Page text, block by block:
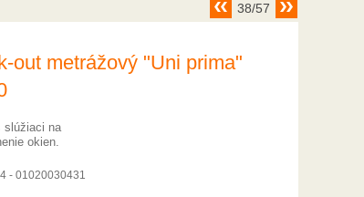
38/57
out metrážový "Uni prima"
slúžiaci na
okien.
- 01020030431